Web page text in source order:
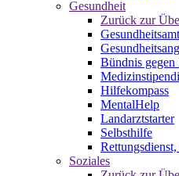
Gesundheit
Zurück zur
Gesundheitsamt
Bündnis gegen
Hilfekompass
MentalHelp
Landarztstarter
Selbsthilfe
Soziales